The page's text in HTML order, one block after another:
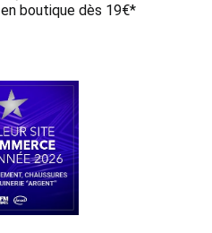
en boutique dès 19€*